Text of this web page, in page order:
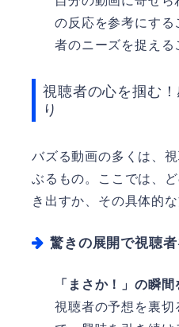
の反応を参考にす
者のニーズを捉える
視聴者の心を掴む
り
バズる動画の多くは、
ぶるもの。ここでは、
き出すか、その具体的
驚きの展開で視聴
「まさか！」の瞬
視聴者の予想を裏切